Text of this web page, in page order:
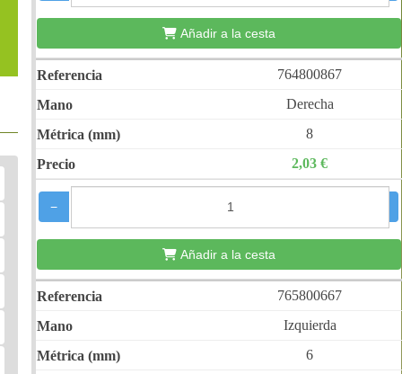
Añadir a la cesta
764800867
Derecha
8
2,03 €
−
Añadir a la cesta
765800667
Izquierda
6